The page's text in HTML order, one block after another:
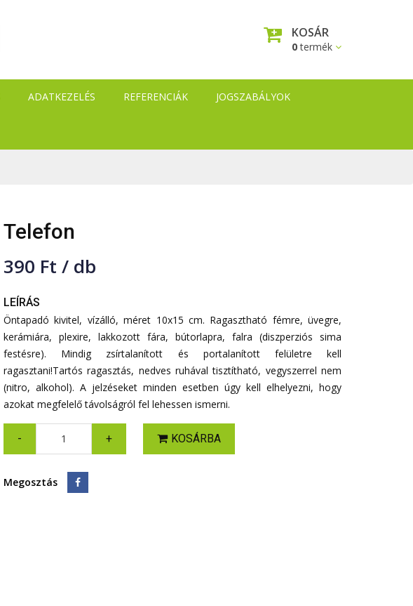
KOSÁR
0termék
ADATKEZELÉS REFERENCIÁK JOGSZABÁLYOK
Telefon
390 Ft / db
LEÍRÁS
Öntapadó kivitel, vízálló, méret 10x15 cm. Ragasztható fémre, üvegre,
kerámiára, plexire, lakkozott fára, bútorlapra, falra (diszperziós sima
festésre). Mindig zsírtalanított és portalanított felületre kell
ragasztani!Tartós ragasztás, nedves ruhával tisztítható, vegyszerrel nem
(nitro, alkohol). A jelzéseket minden esetben úgy kell elhelyezni, hogy
azokat megfelelő távolságról fel lehessen ismerni.
- + KOSÁRBA
Megosztás